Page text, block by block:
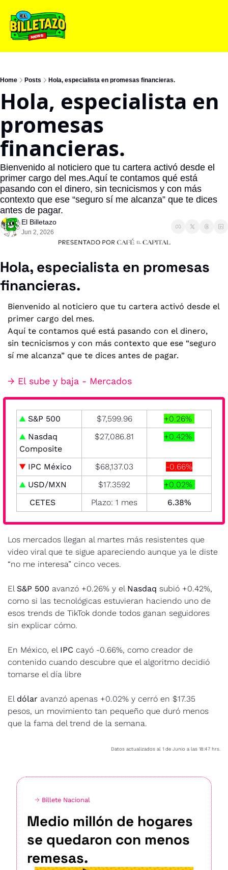
Home Posts Hola, especialista en promesas financieras.
Hola, especialista en
promesas
financieras.
Bienvenido al noticiero que tu cartera activó desde el
primer cargo del mes.Aquí te contamos qué está
pasando con el dinero, sin tecnicismos y con más
contexto que ese “seguro sí me alcanza” que te dices
antes de pagar.
El Billetazo
Jun 2, 2026
Hola, especialista en promesas
financieras.
Bienvenido al noticiero que tu cartera activó desde el
primer cargo del mes.
Aquí te contamos qué está pasando con el dinero,
sin tecnicismos y con más contexto que ese “seguro
sí me alcanza” que te dices antes de pagar.
→ El sube y baja - Mercados
▲ S&P 500 $7,599.96
+0.26%
▲ Nasdaq
Composite
$27,086.81 +0.42%
▼ IPC México $68,137.03
-0.66%
▲ USD/MXN $17.3592
+0.02%
CETES
Plazo: 1 mes 6.38%
Los mercados llegan al martes más resistentes que
video viral que te sigue apareciendo aunque ya le diste
“no me interesa” cinco veces.
El S&P 500 avanzó +0.26% y el Nasdaq subió +0.42%,
como si las tecnológicas estuvieran haciendo uno de
esos trends de TikTok donde todos ganan seguidores
sin explicar cómo.
En México, el IPC cayó -0.66%, como creador de
contenido cuando descubre que el algoritmo decidió
tomarse el día libre
El dólar avanzó apenas +0.02% y cerró en $17.35
pesos, un movimiento tan pequeño que duró menos
que la fama del trend de la semana.
Datos actualizados al 1 de Junio a las 18:47 hrs.
→ Billete Nacional
Medio millón de hogares
se quedaron con menos
remesas.